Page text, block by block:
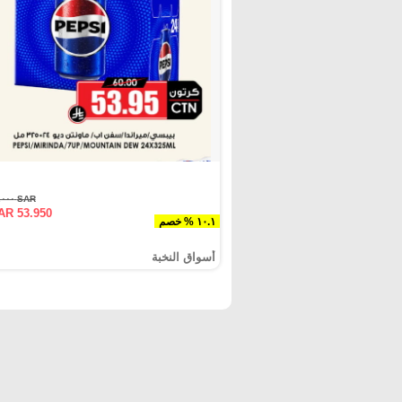
١٠.١ % خصم
SAR ٦٠.٠٠٠
53.950
أسواق النخبة